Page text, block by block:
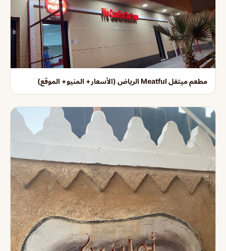
مطعم ميتفل Meatful الرياض (الأسعار+ المنيو+ الموقع)